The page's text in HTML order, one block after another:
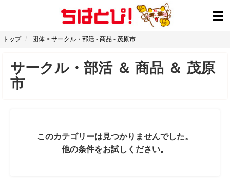
トップ 団体 > サークル・部活 - 商品 - 茂原市
サークル・部活＆ 商品 ＆ 茂原
市
このカテゴリーは見つかりませんでした。
他の条件をお試しください。